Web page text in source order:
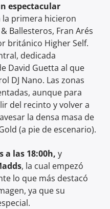
espectacular
la primera hicieron
Ballesteros, Fran Arés
británico Higher Self.
dedicada
David Guetta al que
DJ Nano. Las zonas
aunque para
del recinto y volver a
la densa masa de
(a pie de escenario).
a las 18:00h, y
, la cual empezó
lo que más destacó
ya que su